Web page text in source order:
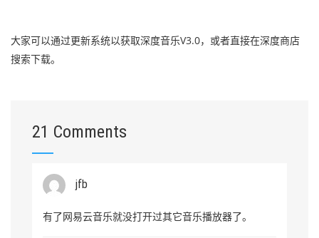
大家可以通过更新系统以获取深度音乐V3.0，或者直接在深度商店
搜索下载。
21 Comments
jfb
有了网易云音乐就没打开过其它音乐播放器了。